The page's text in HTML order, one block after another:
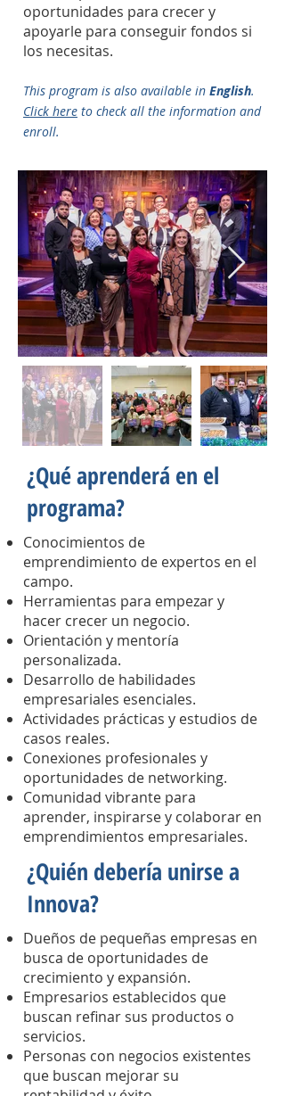
oportunidades para crecer y
apoyarle para conseguir fondos si
los necesitas.
This program is also available in English.
Click here to check all the information and
enroll.
¿Qué aprenderá en el
programa?
Conocimientos de
emprendimiento de expertos en el
campo.
Herramientas para empezar y
hacer crecer un negocio.
Orientación y mentoría
personalizada.
Desarrollo de habilidades
empresariales esenciales.
Actividades prácticas y estudios de
casos reales.
Conexiones profesionales y
oportunidades de networking.
Comunidad vibrante para
aprender, inspirarse y colaborar en
emprendimientos empresariales.
¿Quién debería unirse a
Innova?
Dueños de pequeñas empresas en
busca de oportunidades de
crecimiento y expansión.
Empresarios establecidos que
buscan refinar sus productos o
servicios.
Personas con negocios existentes
que buscan mejorar su